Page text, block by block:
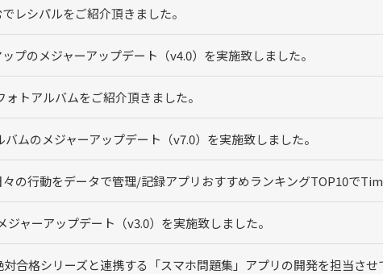
レシパルをご紹介頂きました。
プのメジャーアップデート（v4.0）を実施致しました。
トアルバムをご紹介頂きました。
バムのメジャーアップデート（v7.0）を実施致しました。
の行動をデータで管理/記録アプリおすすめランキングTOP10で
ジャーアップデート（v3.0）を実施致しました。
対合格シリーズと連携する「スマホ問題集」アプリの開発を担当させ